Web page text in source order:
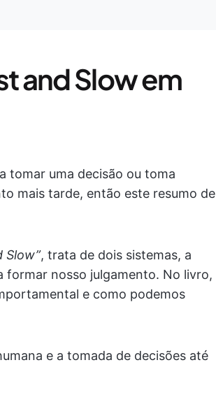
and Slow em
tomar uma decisão ou toma
mais tarde, então este resumo de
Slow”, trata de dois sistemas, a
formar nosso julgamento. No livro,
e como podemos
e a tomada de decisões até